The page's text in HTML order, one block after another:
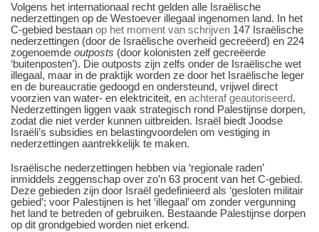
Volgens het internationaal recht gelden alle Israëlische
nederzettingen op de Westoever illegaal ingenomen land. In het
C-gebied bestaan op het moment van schrijven 147 Israëlische
nederzettingen (door de Israëlische overheid gecreëerd) en 224
zogenoemde outposts (door kolonisten zelf gecreëerde
‘buitenposten’). Die outposts zijn zelfs onder de Israëlische wet
illegaal, maar in de praktijk worden ze door het Israëlische leger
en de bureaucratie gedoogd en ondersteund, vrijwel direct
voorzien van water- en elektriciteit, en achteraf geautoriseerd.
Nederzettingen liggen vaak strategisch rond Palestijnse dorpen,
zodat die niet verder kunnen uitbreiden. Israël biedt Joodse
Israëli’s subsidies en belastingvoordelen om vestiging in
nederzettingen aantrekkelijk te maken.
Israëlische nederzettingen hebben via ‘regionale raden’
inmiddels zeggenschap over zo’n 63 procent van het C-gebied.
Deze gebieden zijn door Israël gedefinieerd als ‘gesloten militair
gebied’; voor Palestijnen is het ‘illegaal’ om zonder vergunning
het land te betreden of gebruiken. Bestaande Palestijnse dorpen
op dit grondgebied worden niet erkend.